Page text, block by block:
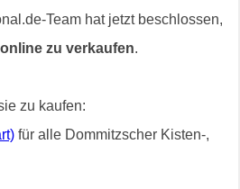
Team hat jetzt beschlossen,
online zu verkaufen.
zu kaufen:
für alle Dommitzscher Kisten-,